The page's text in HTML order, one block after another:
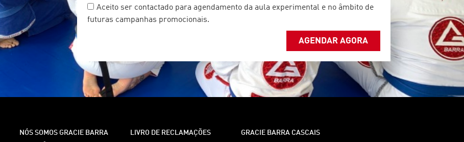
Aceito ser contactado para agendamento da aula experimental e no âmbito de
futuras campanhas promocionais.
AGENDAR AGORA
NÓS SOMOS GRACIE BARRA
LIVRO DE RECLAMAÇÕES GRACIE BARRA CASCAIS